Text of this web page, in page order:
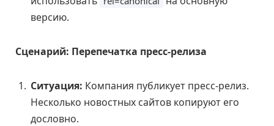
версию.
Сценарий: Перепечатка пресс-релиза
Ситуация: Компания публикует пресс-релиз.
Несколько новостных сайтов копируют его
дословно.